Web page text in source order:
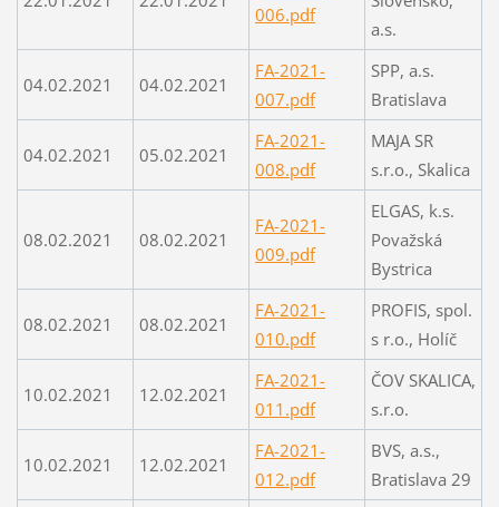
006.pdf
a.s.
04.02.2021 04.02.2021
FA-2021-
007.pdf
SPP, a.s.
Bratislava
04.02.2021 05.02.2021
FA-2021-
008.pdf
MAJA SR
s.r.o., Skalica
08.02.2021 08.02.2021
FA-2021-
009.pdf
ELGAS, k.s.
Považská
Bystrica
08.02.2021 08.02.2021
FA-2021-
010.pdf
PROFIS, spol.
s r.o., Holíč
10.02.2021 12.02.2021
FA-2021-
011.pdf
ČOV SKALICA,
s.r.o.
10.02.2021 12.02.2021
FA-2021-
012.pdf
BVS, a.s.,
Bratislava 29